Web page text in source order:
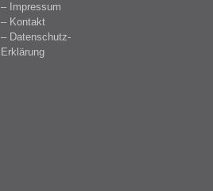
– Impressum
– Kontakt
– Datenschutz-
Erklärung